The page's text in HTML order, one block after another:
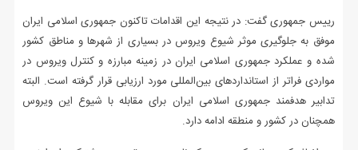
رییس جمهوری گفت: در نتیجه این اقدامات تاکنون جمهوری اسلامی ایران
موفق به جلوگیری موثر شیوع ویروس در بسیاری از شهرها و مناطق کشور
شده و عملکرد جمهوری اسلامی ایران در زمینه مبارزه و کنترل ویروس در
مواردی فراتر از استانداردهای بین‌المللی مورد ارزیابی قرار گرفته است. البته
تدابیر هدفمند جمهوری اسلامی ایران برای مقابله با شیوع این ویروس
همچنان در کشور و منطقه ادامه دارد.